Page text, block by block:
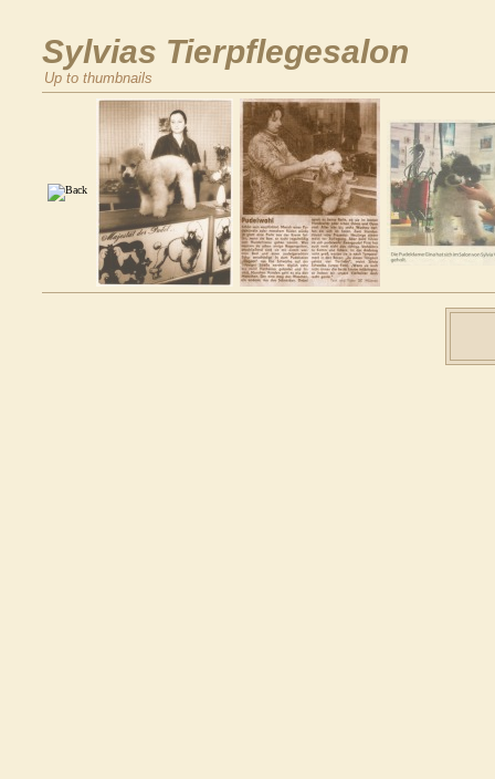
Sylvias Tierpflegesalon
Up to thumbnails